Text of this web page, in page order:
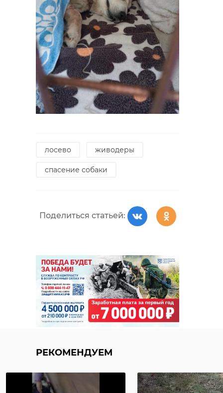
лосево живодеры
спасение собаки
Поделиться статьей:
РЕКОМЕНДУЕМ